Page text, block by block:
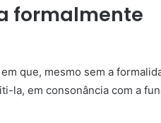
formalmente
que, mesmo sem a
la, em consonância com a